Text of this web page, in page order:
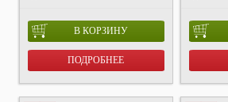
В КОРЗИНУ
ПОДРОБНЕЕ